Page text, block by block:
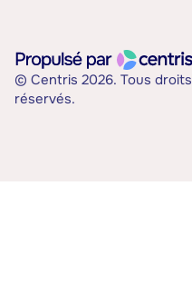
© Centris 2026. Tous droits
réservés.